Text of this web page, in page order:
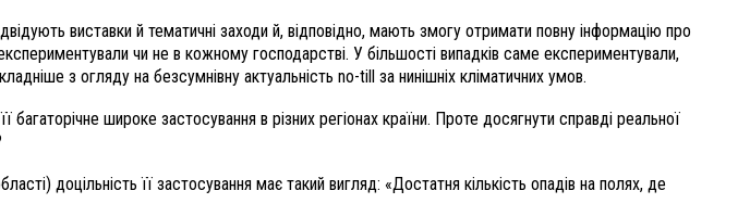
виставки й тематичні заходи й, відповідно, мають змогу отримати повну інформацію про
чи не в кожному господарстві. У більшості випадків саме експериментували,
з огляду на безсумнівну актуальність no-till за нинішніх кліматичних умов.
широке застосування в різних регіонах країни. Проте досягнути справді реальної
доцільність її застосування має такий вигляд: «Достатня кількість опадів на полях, де